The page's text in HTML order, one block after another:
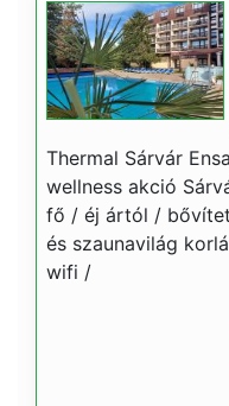
Thermal Sárvár
wellness akció
fő / éj ártól /
és szaunavilág
wifi /